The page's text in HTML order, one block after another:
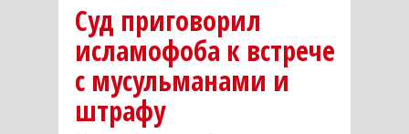
Суд приговорил
исламофоба к встрече
с мусульманами и
штрафу